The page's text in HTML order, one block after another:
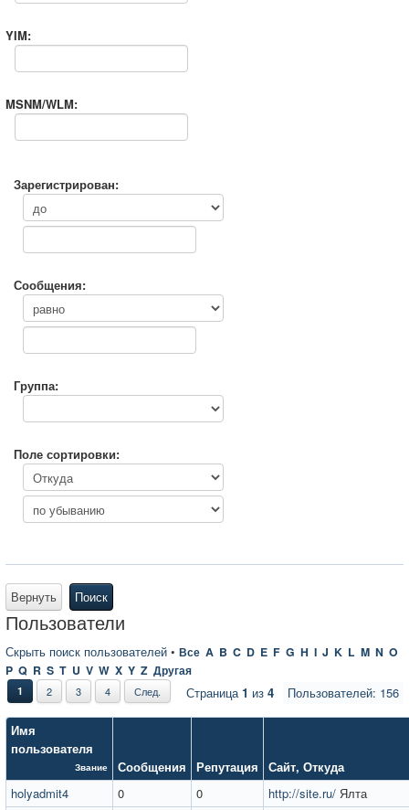
YIM:
MSNM/WLM:
Зарегистрирован:
Сообщения:
Группа:
Поле сортировки:
Вернуть Поиск
Пользователи
Скрыть поиск пользователей • Все A B C D E F G H I J K L M N O
P Q R S T U V W X Y Z Другая
Пользователей: 156
1 2 3 4 След. Страница1 из 4
Имя
пользователя
Звание Сообщения Репутация Сайт, Откуда
holyadmit4
0 0 http://site.ru/ Ялта